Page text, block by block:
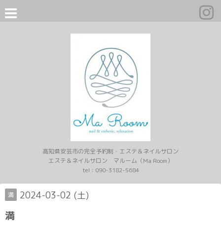
高知県安芸市の完全予約制・エステ＆ネイルサロン
エステ＆ネイルサロン マルーム（Ma Room）
tel : 090-3182-5684
満 2024-03-02 (土)
満